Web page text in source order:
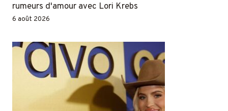
rumeurs d'amour avec Lori Krebs
6 août 2026